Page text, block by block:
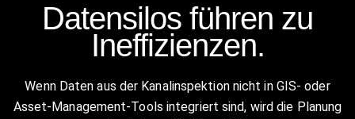
Datensilos führen zu
Ineffizienzen.
Wenn Daten aus der Kanalinspektion nicht in GIS- oder
Asset-Management-Tools integriert sind, wird die Planung